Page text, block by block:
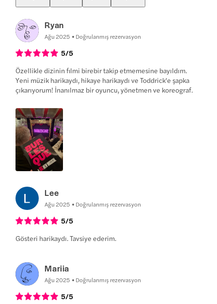
Ryan
Ağu 2025 Doğrulanmış rezervasyon
5/5
Özellikle dizinin filmi birebir takip etmemesine bayıldım.
Yeni müzik harikaydı, hikaye harikaydı ve Toddrick'e şapka
çıkarıyorum! İnanılmaz bir oyuncu, yönetmen ve koreograf.
Lee
Ağu 2025 Doğrulanmış rezervasyon
5/5
Gösteri harikaydı. Tavsiye ederim.
Mariia
Ağu 2025 Doğrulanmış rezervasyon
5/5